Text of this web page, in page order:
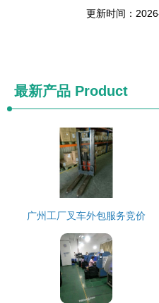
更新时间：
最新产品 Product
广州工厂叉车外包服务竞价